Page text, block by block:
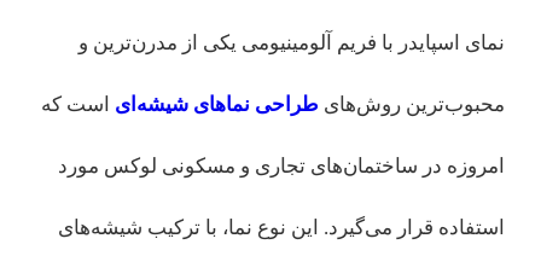
نمای اسپایدر با فریم آلومینیومی یکی از مدرن‌ترین و
محبوب‌ترین روش‌های طراحی نماهای شیشه‌ای است که
امروزه در ساختمان‌های تجاری و مسکونی لوکس مورد
استفاده قرار می‌گیرد. این نوع نما، با ترکیب شیشه‌های